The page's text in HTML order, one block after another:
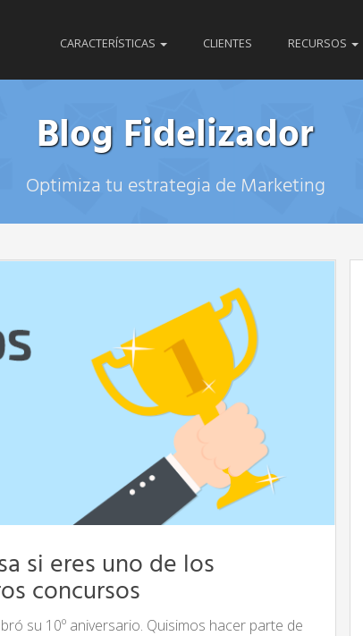
CARACTERÍSTICAS CLIENTES RECURSOS
Blog Fidelizador
Optimiza tu estrategia de Marketing
si eres uno de los
concursos
su 10º aniversario. Quisimos hacer parte de